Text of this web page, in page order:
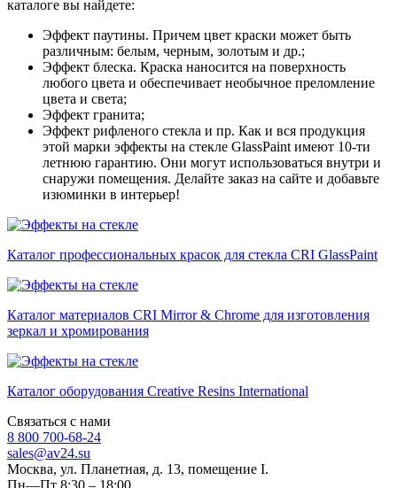
каталоге вы найдете:
Эффект паутины. Причем цвет краски может быть
различным: белым, черным, золотым и др.;
Эффект блеска. Краска наносится на поверхность
любого цвета и обеспечивает необычное преломление
цвета и света;
Эффект гранита;
Эффект рифленого стекла и пр. Как и вся продукция
этой марки эффекты на стекле GlassPaint имеют 10-ти
летнюю гарантию. Они могут использоваться внутри и
снаружи помещения. Делайте заказ на сайте и добавьте
изюминки в интерьер!
Каталог профессиональных красок для стекла CRI GlassPaint
Каталог материалов CRI Mirror & Chrome для изготовления
зеркал и хромирования
Каталог оборудования Creative Resins International
Связаться с нами
8 800 700-68-24
sales@av24.su
Москва, ул. Планетная, д. 13, помещение I.